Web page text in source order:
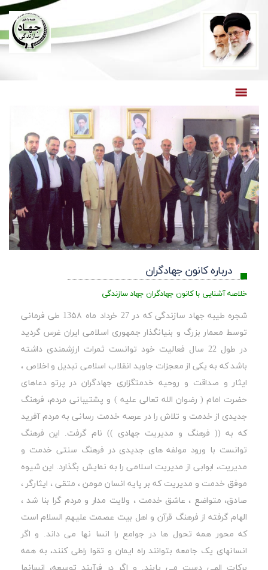
صفحه نخست
درباره کانون جهادگران
خلاصه آشنایی با کانون جهادگران جهاد سازندگی
شجره طیبه جهاد سازندگی که در 27 خرداد ماه 13۵۸ طی فرمانی
توسط معمار بزرگ و بنیانگذار جمهوری اسلامی ایران غرس گردید
در طول 22 سال فعالیت خود توانست ثمرات ارزشمندی داشته
باشد که به یکی از معجزات جاوید انقلاب اسلامی تبدیل و اخلاص ،
ایثار و صداقت و روحیه خدمتگزاری جهادگران در پرتو دعاهای
حضرت امام ( رضوان الله تعالی علیه ) و پشتیبانی مردم، فرهنگ
جدیدی از خدمت و تلاش را در عرصه خدمت رسانی به مردم آفرید
که به (( فرهنگ و مدیریت جهادی )) نام گرفت. این فرهنگ
توانست با ورود مولفه های جدیدی در فرهنگ سنتی خدمت و
مدیریت، ابوابی از مدیریت اسلامی را به نمایش بگذارد. این شیوه
موفق خدمت و مدیریت که بر پایه انسان مومن ، متقی ، ایثارگر ،
صادق، متواضع ، عاشق خدمت ، ولایت مدار و مردم گرا بنا شد ،
الهام گرفته از فرهنگ قرآن و اهل بیت عصمت علیهم السلام است
که محور همه تحول ها در جوامع را انسا نها می داند. و اگر
انسانهای یک جامعه بتوانند راه ایمان و تقوا راطی کنند، به همه